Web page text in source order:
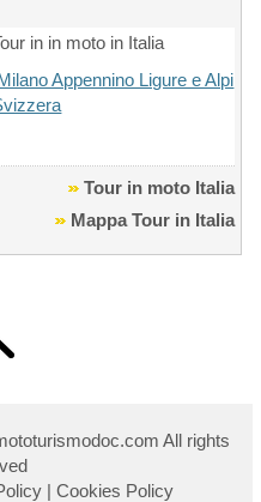
in in moto in Italia
Appennino Ligure e Alpi
Tour in moto Italia
Mappa Tour in Italia
All rights
|Cookies Policy